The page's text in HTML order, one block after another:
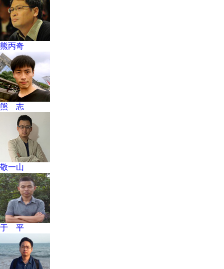
熊丙奇
熊 志
敬一山
于 平